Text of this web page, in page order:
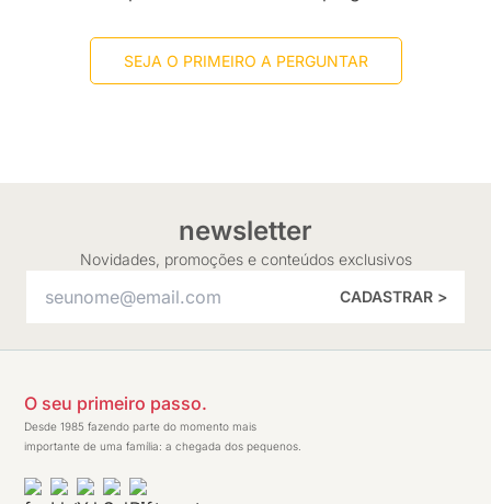
SEJA O PRIMEIRO A PERGUNTAR
newsletter
Novidades, promoções e conteúdos exclusivos
CADASTRAR >
O seu primeiro passo.
Desde 1985 fazendo parte do momento mais
importante de uma família: a chegada dos pequenos.